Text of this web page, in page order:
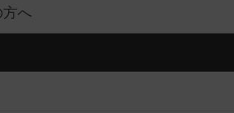
へ